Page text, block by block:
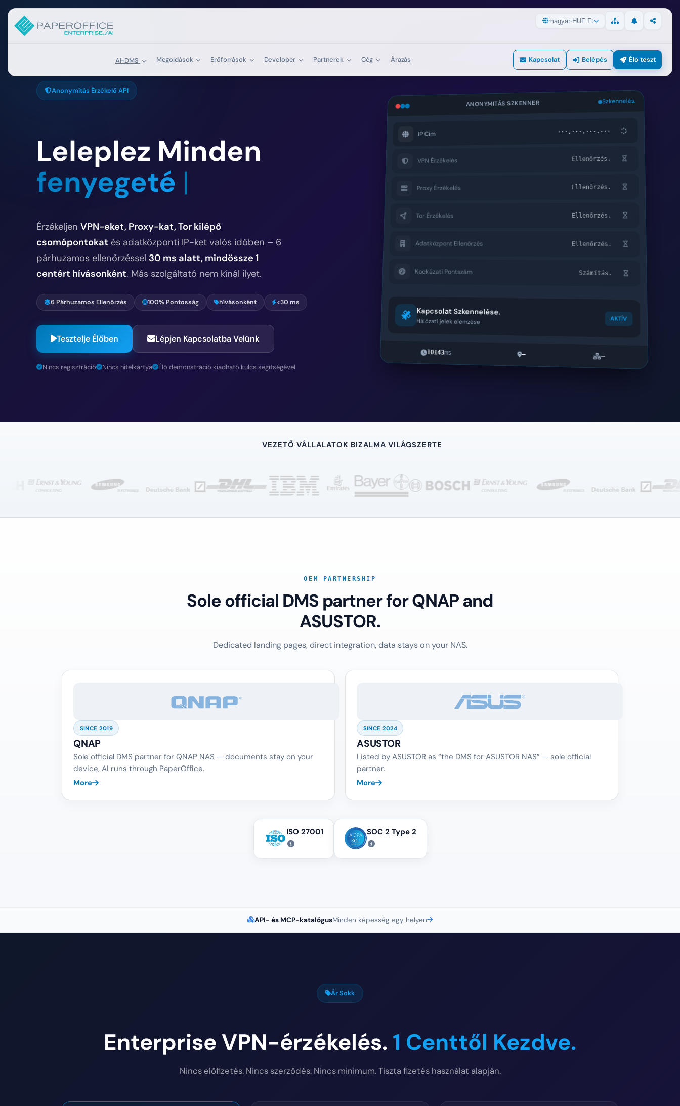
magyar·HUF Ft Webhelytérkép
Frissítések
AI-DMS Megoldások Erőforrások Developer Partnerek Cég Árazás Kapcsolat Belépés Élő teszt
Anonymitás Érzékelő API
Leleplez Minden
fenyegetést.
Érzékeljen VPN-eket, Proxy-kat, Tor kilépő
csomópontokat és adatközponti IP-ket valós időben – 6
párhuzamos ellenőrzéssel 30 ms alatt, mindössze 1
centért hívásonként. Más szolgáltató nem kínál ilyet.
6 Párhuzamos Ellenőrzés 100% Pontosság hívásonként <30 ms
Tesztelje Élőben Lépjen Kapcsolatba Velünk
Nincs regisztráció Nincs hitelkártya Élő demonstráció kiadható kulcs segítségével
ANONYMITÁS SZKENNER Szkennelés.
IP Cím ···.···.···.···
VPN Érzékelés Ellenőrzés.
Proxy Érzékelés Ellenőrzés.
Tor Érzékelés Ellenőrzés.
Adatközpont Ellenőrzés Ellenőrzés.
Kockázati Pontszám Számítás.
Kapcsolat Szkennelése.
Hálózati jelek elemzése
AKTÍV
10143ms — —
VEZETŐ VÁLLALATOK BIZALMA VILÁGSZERTE
OEM PARTNERSHIP
Sole official DMS partner for QNAP and
ASUSTOR.
Dedicated landing pages, direct integration, data stays on your NAS.
SINCE 2019
QNAP
Sole official DMS partner for QNAP NAS — documents stay on your
device, AI runs through PaperOffice.
More
SINCE 2024
ASUSTOR
Listed by ASUSTOR as “the DMS for ASUSTOR NAS” — sole official
partner.
More
ISO 27001 SOC 2 Type 2
API- és MCP-katalógusMinden képesség egy helyen
Ár Sokk
Enterprise VPN-érzékelés. 1 Centtől Kezdve.
Nincs előfizetés. Nincs szerződés. Nincs minimum. Tiszta fizetés használat alapján.